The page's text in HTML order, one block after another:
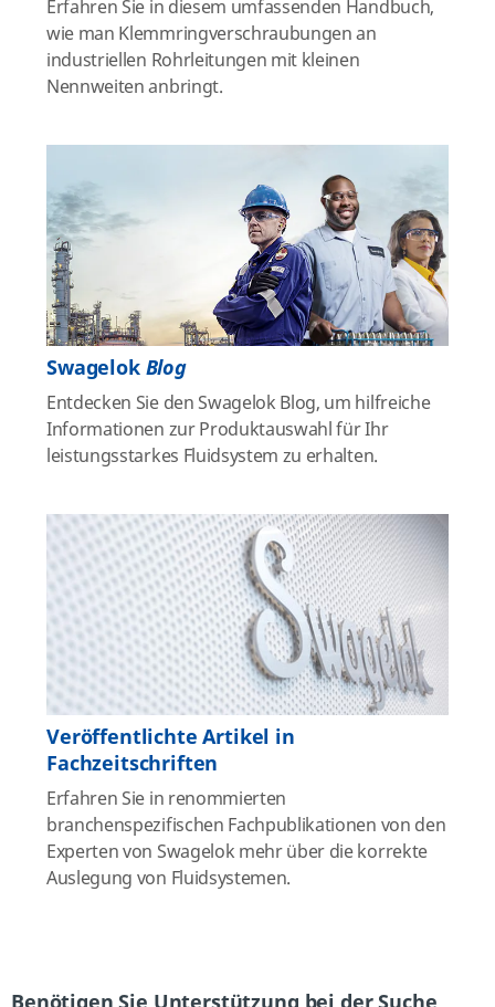
Erfahren Sie in diesem umfassenden Handbuch,
wie man Klemmringverschraubungen an
industriellen Rohrleitungen mit kleinen
Nennweiten anbringt.
Swagelok Blog
Entdecken Sie den Swagelok Blog, um hilfreiche
Informationen zur Produktauswahl für Ihr
leistungsstarkes Fluidsystem zu erhalten.
Veröffentlichte Artikel in
Fachzeitschriften
Erfahren Sie in renommierten
branchenspezifischen Fachpublikationen von den
Experten von Swagelok mehr über die korrekte
Auslegung von Fluidsystemen.